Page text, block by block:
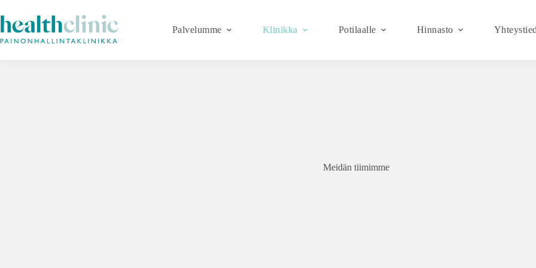
Palvelumme Klinikka Potilaalle Hinnasto
Meidän tiimimme